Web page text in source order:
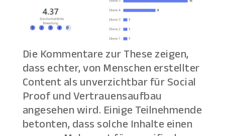
Die Kommentare zur These zeigen,
dass echter, von Menschen erstellter
Content als unverzichtbar für Social
Proof und Vertrauensaufbau
angesehen wird. Einige Teilnehmende
betonten, dass solche Inhalte einen